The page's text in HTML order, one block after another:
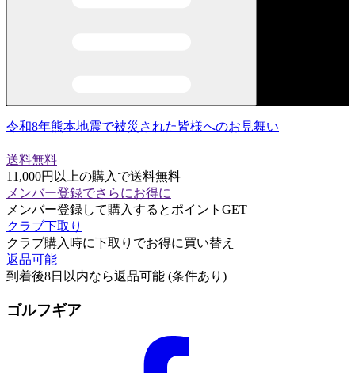
令和8年熊本地震で被災された皆様へのお見舞い
送料無料
11,000円以上の購入で送料無料
メンバー登録でさらにお得に
メンバー登録して購入するとポイントGET
クラブ下取り
クラブ購入時に下取りでお得に買い替え
返品可能
到着後8日以内なら返品可能 (条件あり)
ゴルフギア